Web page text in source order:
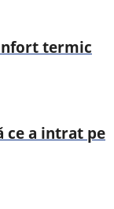
termic
ce a intrat pe